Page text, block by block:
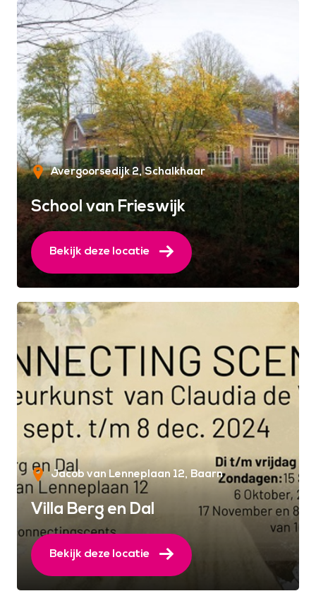
Avergoorsedijk 2 Schalkhaar
School van Frieswijk
Bekijk deze locatie
Jacob van Lenneplaan 12 Baarn
Villa Berg en Dal
Bekijk deze locatie